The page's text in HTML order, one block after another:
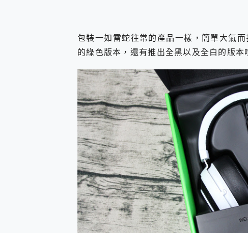
包裝一如雷蛇往常的產品一樣，簡單大氣
的綠色版本，還有推出全黑以及全白的版本